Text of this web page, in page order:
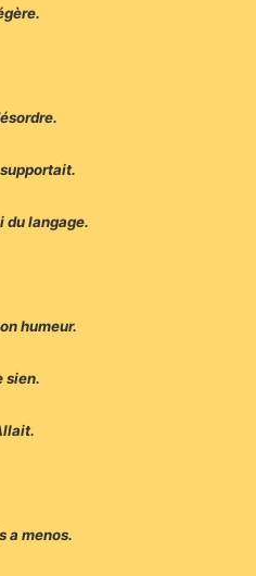
du langage.
humeur.
sien.
a menos.